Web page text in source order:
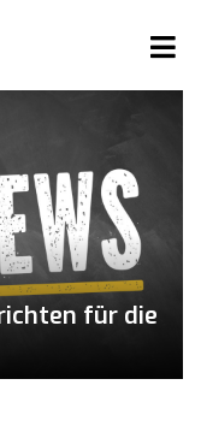
für die